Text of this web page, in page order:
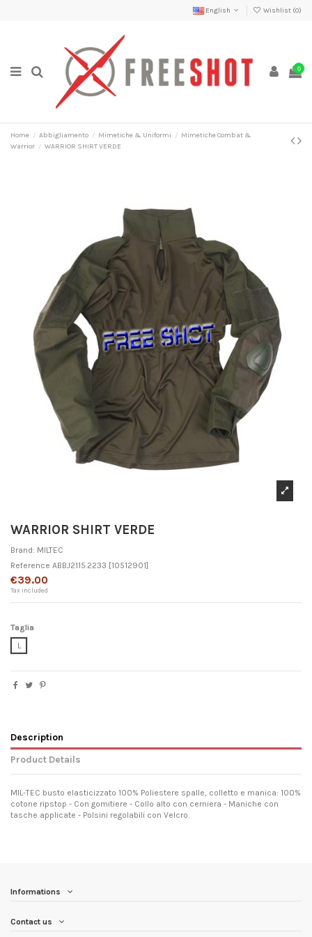
English Wishlist (0)
0
Home Abbigliamento Mimetiche & Uniformi
Mimetiche Combat &
Warrior
WARRIOR SHIRT VERDE
WARRIOR SHIRT VERDE
Brand: MILTEC
Reference ABBJ2115.2233 [10512901]
€39.00
Tax included
Taglia
L
Description
Product Details
MIL-TEC busto elasticizzato 100% Poliestere spalle, colletto e manica: 100%
cotone ripstop - Con gomitiere - Collo alto con cerniera - Maniche con
tasche applicate - Polsini regolabili con Velcro
Informations
Contact us